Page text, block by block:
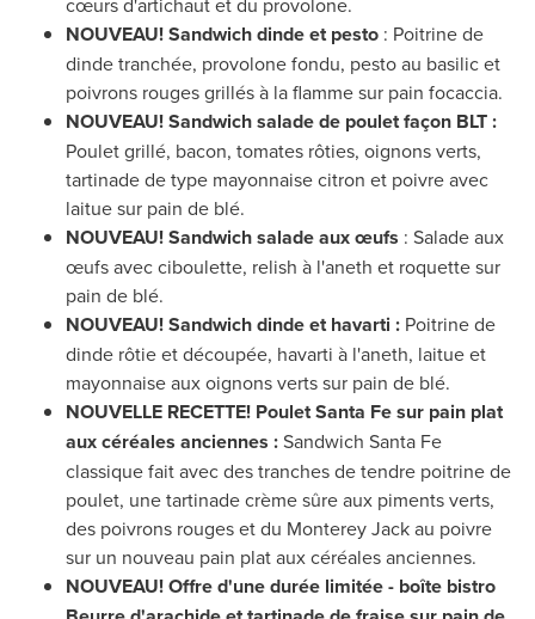
NOUVEAU! Sandwich dinde et pesto : Poitrine de
dinde tranchée, provolone fondu, pesto au basilic et
poivrons rouges grillés à la flamme sur pain focaccia.
NOUVEAU! Sandwich salade de poulet façon BLT :
Poulet grillé, bacon, tomates rôties, oignons verts,
tartinade de type mayonnaise citron et poivre avec
laitue sur pain de blé.
NOUVEAU! Sandwich salade aux œufs : Salade aux
œufs avec ciboulette, relish à l'aneth et roquette sur
pain de blé.
NOUVEAU! Sandwich dinde et havarti : Poitrine de
dinde rôtie et découpée, havarti à l'aneth, laitue et
mayonnaise aux oignons verts sur pain de blé.
NOUVELLE RECETTE! Poulet Santa Fe sur pain plat
aux céréales anciennes :Sandwich Santa Fe
classique fait avec des tranches de tendre poitrine de
poulet, une tartinade crème sûre aux piments verts,
des poivrons rouges et du Monterey Jack au poivre
sur un nouveau pain plat aux céréales anciennes.
NOUVEAU! Offre d'une durée limitée - boîte bistro